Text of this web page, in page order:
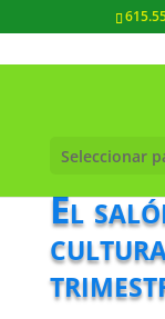
Seleccionar
El